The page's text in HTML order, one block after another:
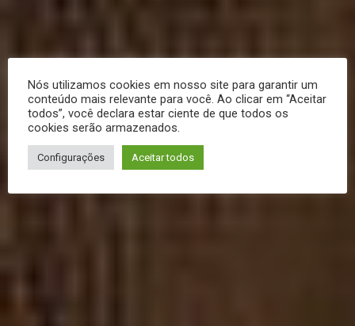
Nós utilizamos cookies em nosso site para garantir um
conteúdo mais relevante para você. Ao clicar em “Aceitar
todos”, você declara estar ciente de que todos os
cookies serão armazenados.
Configurações Aceitar todos